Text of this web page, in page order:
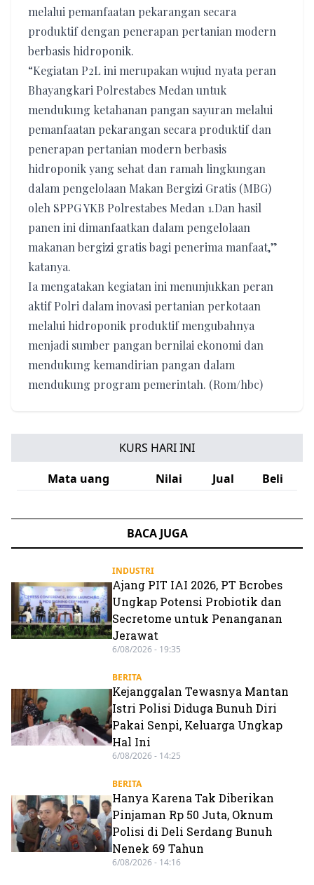
melalui pemanfaatan pekarangan secara
produktif dengan penerapan pertanian modern
berbasis hidroponik.
“Kegiatan P2L ini merupakan wujud nyata peran
Bhayangkari Polrestabes Medan untuk
mendukung ketahanan pangan sayuran melalui
pemanfaatan pekarangan secara produktif dan
penerapan pertanian modern berbasis
hidroponik yang sehat dan ramah lingkungan
dalam pengelolaan Makan Bergizi Gratis (MBG)
oleh SPPG YKB Polrestabes Medan 1.Dan hasil
panen ini dimanfaatkan dalam pengelolaan
makanan bergizi gratis bagi penerima manfaat,”
katanya.
Ia mengatakan kegiatan ini menunjukkan peran
aktif Polri dalam inovasi pertanian perkotaan
melalui hidroponik produktif mengubahnya
menjadi sumber pangan bernilai ekonomi dan
mendukung kemandirian pangan dalam
mendukung program pemerintah. (Rom/hbc)
KURS HARI INI
Mata uang
Nilai Jual Beli
BACA JUGA
INDUSTRI
Ajang PIT IAI 2026, PT Bcrobes
Ungkap Potensi Probiotik dan
Secretome untuk Penanganan
Jerawat
6/08/2026 - 19:35
BERITA
Kejanggalan Tewasnya Mantan
Istri Polisi Diduga Bunuh Diri
Pakai Senpi, Keluarga Ungkap
Hal Ini
6/08/2026 - 14:25
BERITA
Hanya Karena Tak Diberikan
Pinjaman Rp 50 Juta, Oknum
Polisi di Deli Serdang Bunuh
Nenek 69 Tahun
6/08/2026 - 14:16